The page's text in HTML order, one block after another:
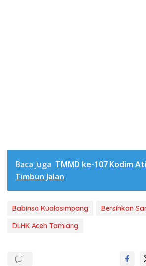
Baca Juga TMMD ke-107 Kodim
Timbun Jalan
Babinsa Kualasimpang
Bersihkan
DLHK Aceh Tamiang